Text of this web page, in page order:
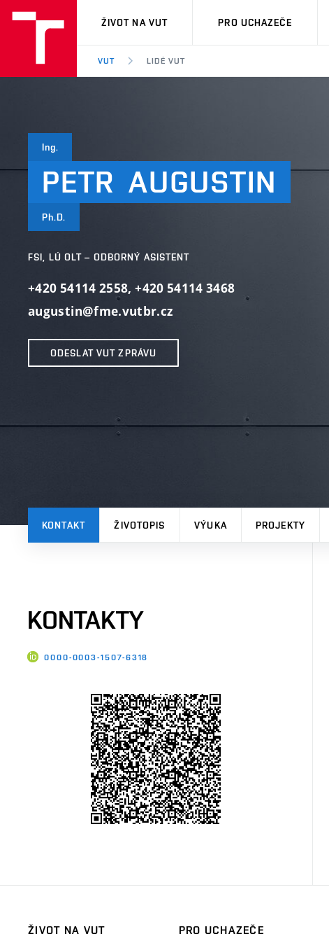
VUT
ŽIVOT NA VUT PRO UCHAZEČE
VUT LIDÉ VUT
Ing.
PETR AUGUSTIN
Ph.D.
FSI, LÚ OLT – ODBORNÝ ASISTENT
+420 54114 2558,+420 54114 3468
augustin@fme.vutbr.cz
ODESLAT VUT ZPRÁVU
KONTAKT ŽIVOTOPIS VÝUKA PROJEKTY
KONTAKTY
0000-0003-1507-6318
ŽIVOT NA VUT PRO UCHAZEČE